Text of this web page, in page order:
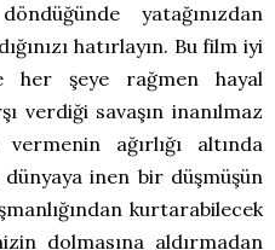
yatağınızdan
hatırlayın. Bu film iyi
her şeye rağmen hayal
verdiği savaşın inanılmaz
ağırlığı altında
inen bir düşmüşün
kurtarabilecek
dolmasına aldırmadan